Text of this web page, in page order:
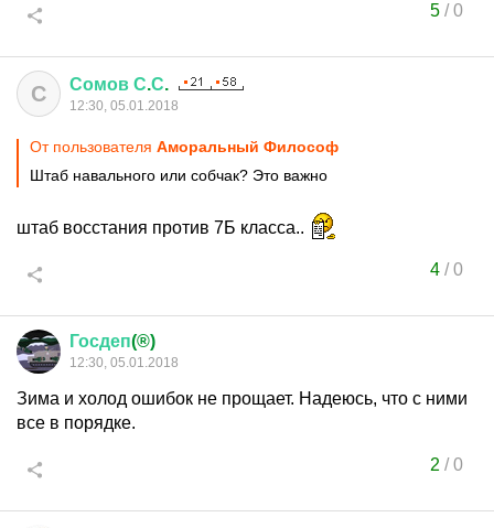
5/0
С Сомов С.С.
12:30, 05.01.2018
От пользователя Аморальный Философ
Штаб навального или собчак? Это важно
штаб восстания против 7Б класса..
4/0
Госдеп(®)
12:30, 05.01.2018
Зима и холод ошибок не прощает. Надеюсь, что с ними
все в порядке.
2 /0